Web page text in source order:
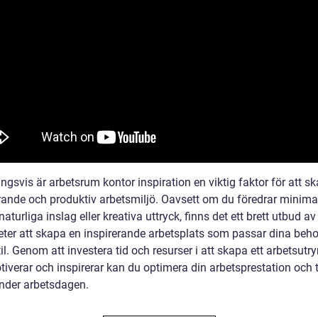
är arbetsrum kontor inspiration en viktig faktor för att
och produktiv arbetsmiljö. Oavsett om du föredrar
inslag eller kreativa uttryck, finns det ett brett utbud av
att skapa en inspirerande arbetsplats som passar dina
Genom att investera tid och resurser i att skapa ett
och inspirerar kan du optimera din arbetsprestation och
arbetsdagen.